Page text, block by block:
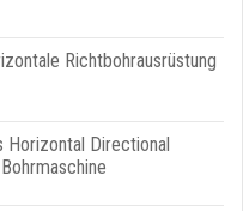
Richtbohrausrüstung
Horizontal Directional